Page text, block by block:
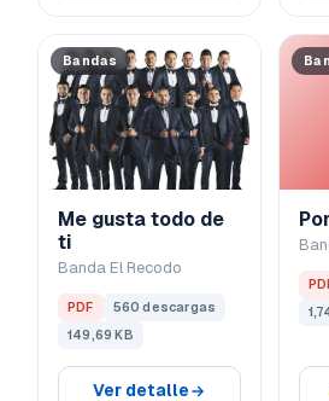
Bandas
Me gusta todo de
ti
Banda El Recodo
PDF
560 descargas
149,69 KB
Ver detalle